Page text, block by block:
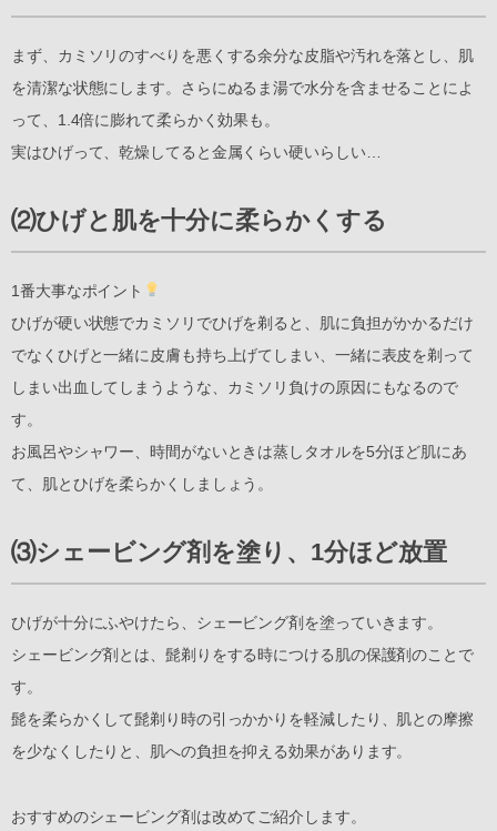
まず、カミソリのすべりを悪くする余分な皮脂や汚れを落とし、肌
を清潔な状態にします。さらにぬるま湯で水分を含ませることによ
って、1.4倍に膨れて柔らかく効果も。
実はひげって、乾燥してると金属くらい硬いらしい…
⑵ひげと肌を十分に柔らかくする
1番大事なポイント
ひげが硬い状態でカミソリでひげを剃ると、肌に負担がかかるだけ
でなくひげと一緒に皮膚も持ち上げてしまい、一緒に表皮を剃って
しまい出血してしまうような、カミソリ負けの原因にもなるので
す。
お風呂やシャワー、時間がないときは蒸しタオルを5分ほど肌にあ
て、肌とひげを柔らかくしましょう。
⑶シェービング剤を塗り、1分ほど放置
ひげが十分にふやけたら、シェービング剤を塗っていきます。
シェービング剤とは、髭剃りをする時につける肌の保護剤のことで
す。
髭を柔らかくして髭剃り時の引っかかりを軽減したり、肌との摩擦
を少なくしたりと、肌への負担を抑える効果があります。
おすすめのシェービング剤は改めてご紹介します。